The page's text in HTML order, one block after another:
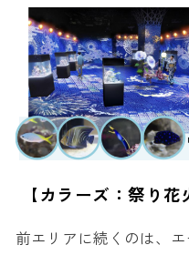
【カラーズ：祭り
前エリアに続くのは、エ